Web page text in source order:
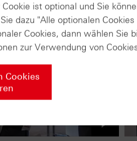
Cookie ist optional und Sie
dazu "Alle optionalen
Cookies, dann wählen Sie
zur Verwendung von
Cookies